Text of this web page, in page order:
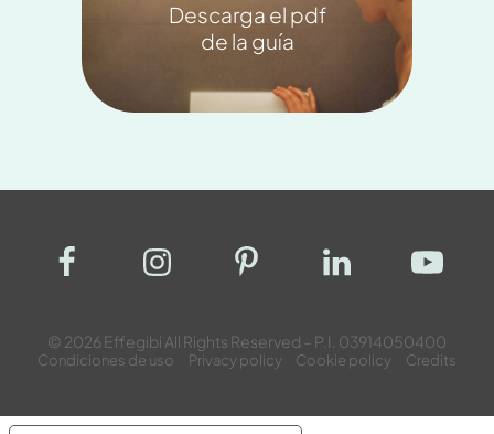
Descarga el pdf
de la guía
© 2026 Effegibi All Rights Reserved – P.I. 03914050400
Condiciones de uso Privacy policy Cookie policy Credits